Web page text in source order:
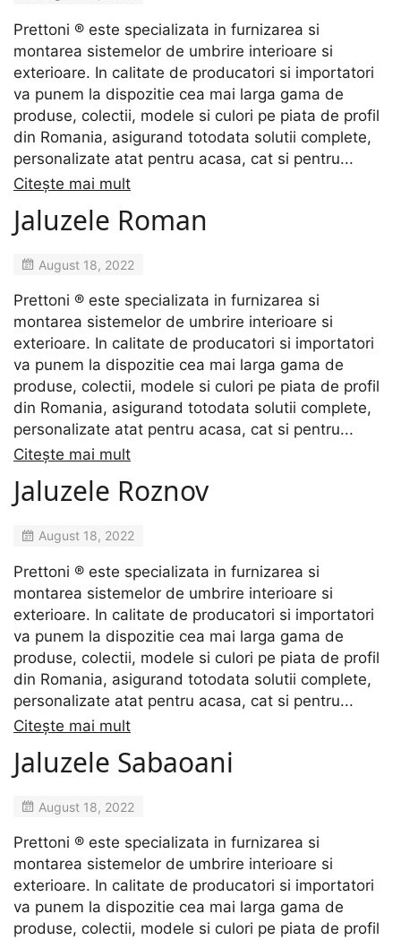
Prettoni ® este specializata in furnizarea si
montarea sistemelor de umbrire interioare si
exterioare. In calitate de producatori si importatori
va punem la dispozitie cea mai larga gama de
produse, colectii, modele si culori pe piata de profil
din Romania, asigurand totodata solutii complete,
personalizate atat pentru acasa, cat si pentru...
Citește mai mult
Jaluzele Roman
August 18, 2022
Prettoni ® este specializata in furnizarea si
montarea sistemelor de umbrire interioare si
exterioare. In calitate de producatori si importatori
va punem la dispozitie cea mai larga gama de
produse, colectii, modele si culori pe piata de profil
din Romania, asigurand totodata solutii complete,
personalizate atat pentru acasa, cat si pentru...
Citește mai mult
Jaluzele Roznov
August 18, 2022
Prettoni ® este specializata in furnizarea si
montarea sistemelor de umbrire interioare si
exterioare. In calitate de producatori si importatori
va punem la dispozitie cea mai larga gama de
produse, colectii, modele si culori pe piata de profil
din Romania, asigurand totodata solutii complete,
personalizate atat pentru acasa, cat si pentru...
Citește mai mult
Jaluzele Sabaoani
August 18, 2022
Prettoni ® este specializata in furnizarea si
montarea sistemelor de umbrire interioare si
exterioare. In calitate de producatori si importatori
va punem la dispozitie cea mai larga gama de
produse, colectii, modele si culori pe piata de profil